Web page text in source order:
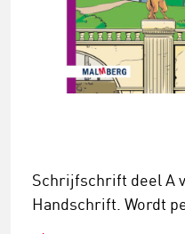
Schrijfschrift deel A
Handschrift. Wordt